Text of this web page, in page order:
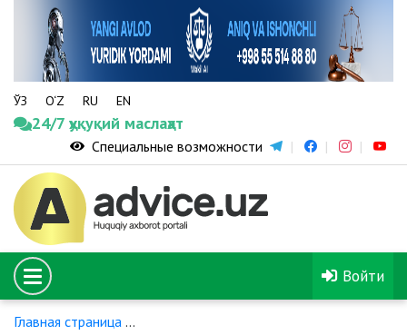
ЎЗ O‘Z RU EN
24/7 ҳуқуқий маслаҳат
Специальные возможности
Войти
Главная страница